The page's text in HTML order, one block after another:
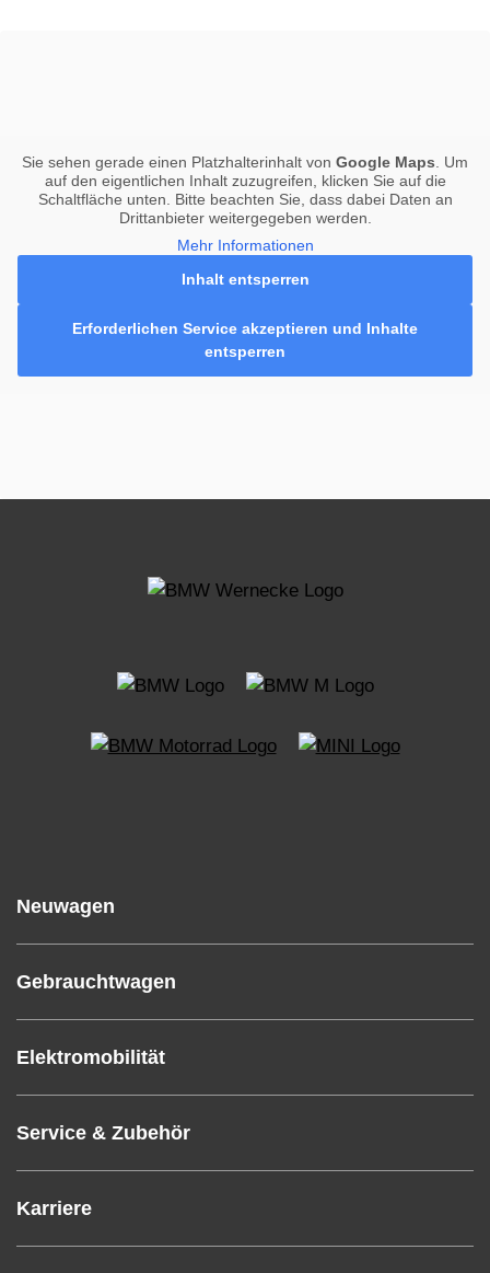
Sie sehen gerade einen Platzhalterinhalt von Google Maps. Um
auf den eigentlichen Inhalt zuzugreifen, klicken Sie auf die
Schaltfläche unten. Bitte beachten Sie, dass dabei Daten an
Drittanbieter weitergegeben werden.
Mehr Informationen
Inhalt entsperren
Erforderlichen Service akzeptieren und Inhalte
entsperren
Neuwagen
Gebrauchtwagen
Elektromobilität
Service & Zubehör
Karriere